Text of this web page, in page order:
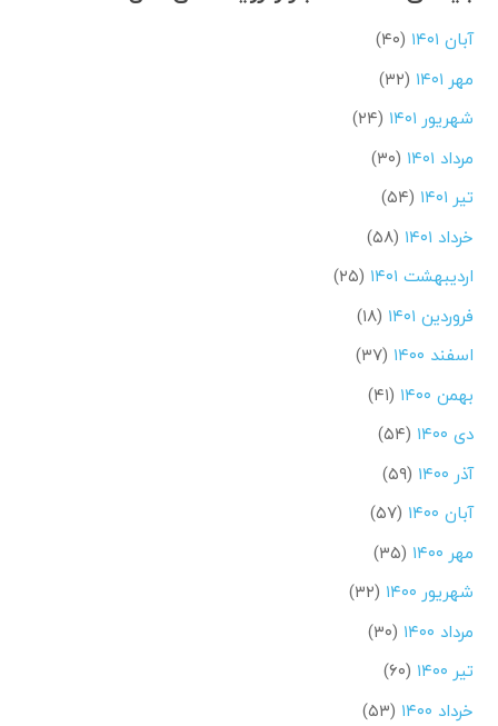
آبان ۱۴۰۱
(۴۰)
مهر ۱۴۰۱
(۳۲)
شهریور ۱۴۰۱
(۲۴)
مرداد ۱۴۰۱
(۳۰)
تیر ۱۴۰۱
(۵۴)
خرداد ۱۴۰۱
(۵۸)
اردیبهشت ۱۴۰۱
(۲۵)
فروردین ۱۴۰۱
(۱۸)
اسفند ۱۴۰۰
(۳۷)
بهمن ۱۴۰۰
(۴۱)
دی ۱۴۰۰
(۵۴)
آذر ۱۴۰۰
(۵۹)
آبان ۱۴۰۰
(۵۷)
مهر ۱۴۰۰
(۳۵)
شهریور ۱۴۰۰
(۳۲)
مرداد ۱۴۰۰
(۳۰)
تیر ۱۴۰۰
(۶۰)
خرداد ۱۴۰۰
(۵۳)